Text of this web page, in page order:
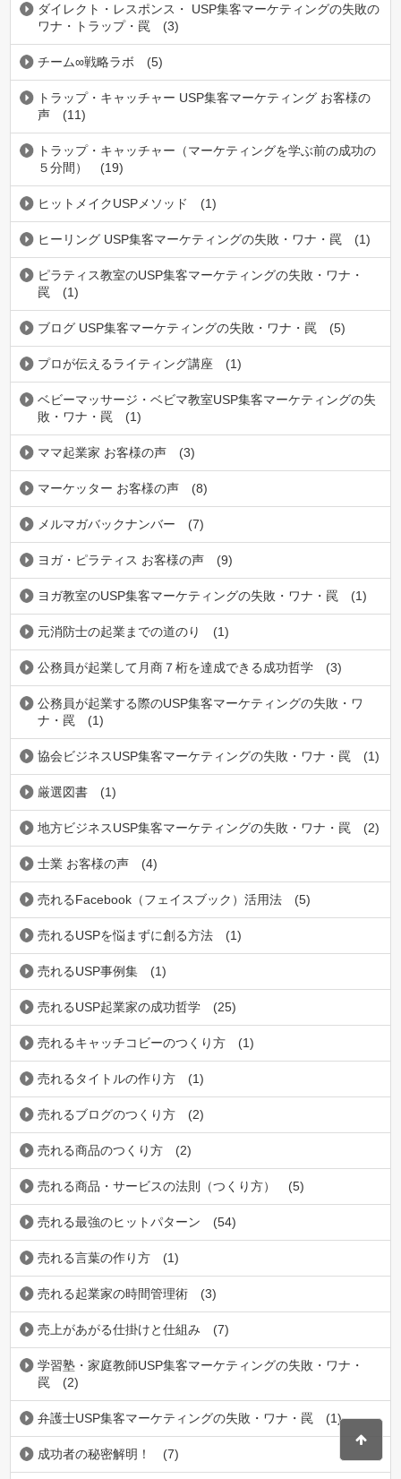
ダイレクト・レスポンス・ USP集客マーケティングの失敗の
ワナ・トラップ・罠
(3)
チーム∞戦略ラボ (5)
トラップ・キャッチャー USP集客マーケティング お客様の
声
(11)
トラップ・キャッチャー（マーケティングを学ぶ前の成功の
５分間）
(19)
ヒットメイクUSPメソッド (1)
ヒーリング USP集客マーケティングの失敗・ワナ・罠 (1)
ピラティス教室のUSP集客マーケティングの失敗・ワナ・
罠
(1)
ブログ USP集客マーケティングの失敗・ワナ・罠 (5)
プロが伝えるライティング講座 (1)
ベビーマッサージ・ベビマ教室USP集客マーケティングの失
敗・ワナ・罠
(1)
ママ起業家 お客様の声 (3)
マーケッター お客様の声 (8)
メルマガバックナンバー (7)
ヨガ・ピラティス お客様の声 (9)
ヨガ教室のUSP集客マーケティングの失敗・ワナ・罠 (1)
元消防士の起業までの道のり (1)
公務員が起業して月商７桁を達成できる成功哲学 (3)
公務員が起業する際のUSP集客マーケティングの失敗・ワ
ナ・罠
(1)
協会ビジネスUSP集客マーケティングの失敗・ワナ・罠 (1)
厳選図書 (1)
地方ビジネスUSP集客マーケティングの失敗・ワナ・罠 (2)
士業 お客様の声 (4)
売れるFacebook（フェイスブック）活用法 (5)
売れるUSPを悩まずに創る方法 (1)
売れるUSP事例集 (1)
売れるUSP起業家の成功哲学 (25)
売れるキャッチコビーのつくり方 (1)
売れるタイトルの作り方 (1)
売れるブログのつくり方 (2)
売れる商品のつくり方 (2)
売れる商品・サービスの法則（つくり方） (5)
売れる最強のヒットパターン (54)
売れる言葉の作り方 (1)
売れる起業家の時間管理術 (3)
売上があがる仕掛けと仕組み (7)
学習塾・家庭教師USP集客マーケティングの失敗・ワナ・
罠
(2)
弁護士USP集客マーケティングの失敗・ワナ・罠 (1)
成功者の秘密解明！ (7)